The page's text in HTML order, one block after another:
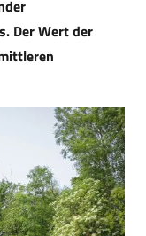
Der Wert der